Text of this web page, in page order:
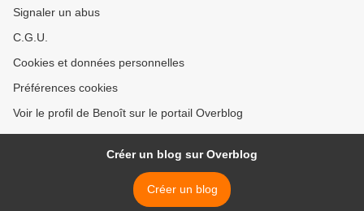
Signaler un abus
C.G.U.
Cookies et données personnelles
Préférences cookies
Voir le profil de Benoît sur le portail Overblog
Créer un blog sur Overblog
Créer un blog